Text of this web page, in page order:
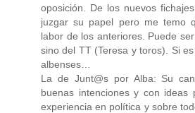
oposición. De los nuevos
juzgar su papel pero me temo
labor de los anteriores. Puede
sino del TT (Teresa y toros). Si
albenses…
La de Junt@s por Alba: Su
buenas intenciones y con ideas
experiencia en política y sobre